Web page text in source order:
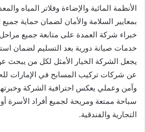
الأنظمة المائية والإضاءة وفلاتر المياه
بمعايير السلامة والأمان لضمان حماية
خبراء شركة العمدة على متابعة جميع
خدمات صيانة دورية بعد التسليم لضمان
يجعل الشركة الخيار الأمثل لكل من يبحث
عن شركات تركيب المسابح في الإمارات
وآمن وعملي يعكس احترافية الشركة
سباحة ممتعة ومريحة لجميع أفراد الأسرة
التجارية والفندقية.